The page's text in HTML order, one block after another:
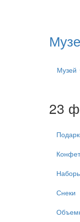
Музей
23
Снеки